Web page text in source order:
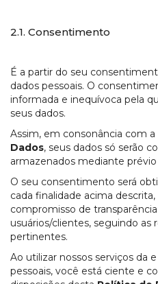
2.1. Consentimento
É a partir do seu
dados pessoais. O
informada e inequívoca pela
seus dados.
Assim, em consonância com a
Dados, seus dados só serão
armazenados mediante
O seu consentimento será
cada finalidade acima
compromisso de
usuários/clientes, seguindo as
pertinentes.
Ao utilizar nossos serviços da
pessoais, você está ciente e